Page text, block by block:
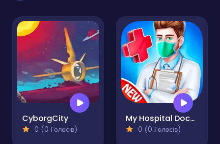
CyborgCity
0 (0 Голосів)
My Hospital Doctor
0 (0 Голосів)